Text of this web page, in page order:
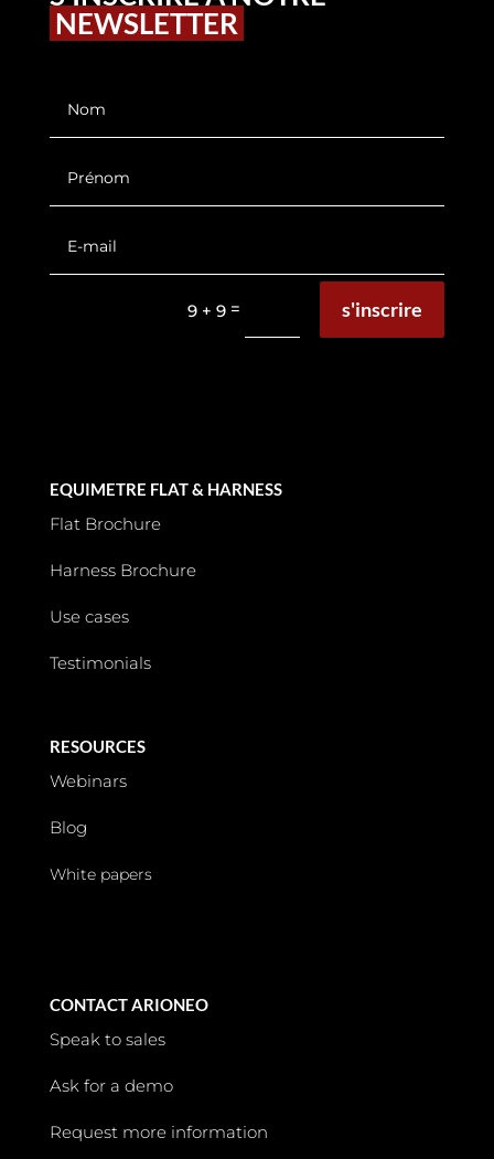
NEWSLETTER
9 + 9 = s'inscrire
EQUIMETRE FLAT & HARNESS
Flat Brochure
Harness Brochure
Use cases
Testimonials
RESOURCES
Webinars
Blog
White papers
CONTACT ARIONEO
Speak to sales
Ask for a demo
Request more information